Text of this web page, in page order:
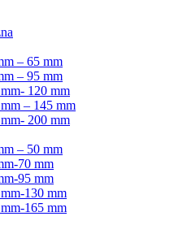
– 65 mm
– 95 mm
120 mm
– 145 mm
200 mm
– 50 mm
70 mm
95 mm
130 mm
165 mm